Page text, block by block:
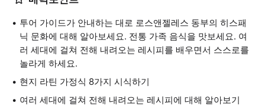
투어 가이드가 안내하는 대로 로스앤젤레스 동부의 히스패
닉 문화에 대해 알아보세요. 전통 가족 음식을 맛보세요. 여
러 세대에 걸쳐 전해 내려오는 레시피를 배우면서 스스로를
놀라게 하세요.
현지 라틴 가정식 8가지 시식하기
여러 세대에 걸쳐 전해 내려오는 레시피에 대해 알아보기